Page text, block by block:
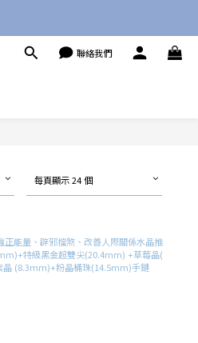
聯絡我們
每頁顯示 24 個